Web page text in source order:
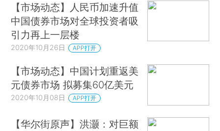
【市场动态】人民币加速升值
中国债券市场对全球投资者吸
引力再上一层楼
2020年10月26日 APP打开
【市场动态】中国计划重返美
元债券市场 拟募集60亿美元
2020年10月08日 APP打开
【华尔街原声】洪灏：对巨额